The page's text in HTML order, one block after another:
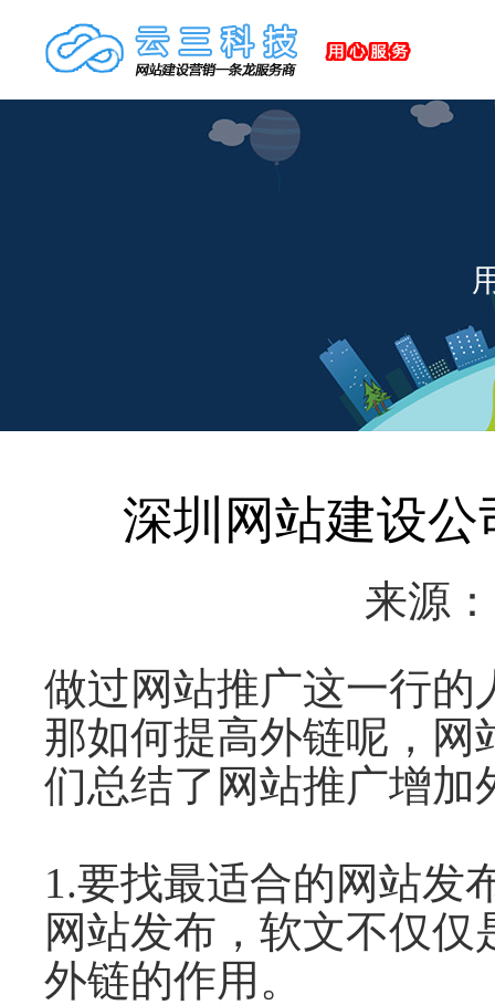
深圳网站建设
来源
做过网站推广这一行的
那如何提高外链呢，
们总结了网站推广增加
1.要找最适合的网站发
网站发布，软文不仅
外链的作用。